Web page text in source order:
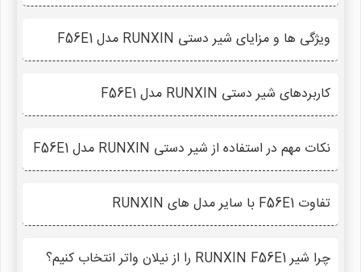
ویژگی ها و مزایای شیر دستی RUNXIN مدل F56E1
کاربردهای شیر دستی RUNXIN مدل F56E1
نکات مهم در استفاده از شیر دستی RUNXIN مدل F56E1
تفاوت F56E1 با سایر مدل های RUNXIN
چرا شیر RUNXIN F56E1 را از نیلان واتر انتخاب کنیم؟